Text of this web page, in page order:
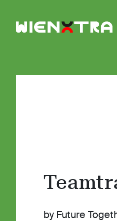
Logo Wiener
by Future